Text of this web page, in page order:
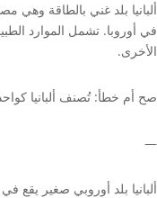
ألبانيا بلد غني بالطاقة وهي
في أوروبا. تشمل الموارد
الأخرى.
صح أم خطأ: تُصنف ألبانيا
—
ألبانيا بلد أوروبي صغير